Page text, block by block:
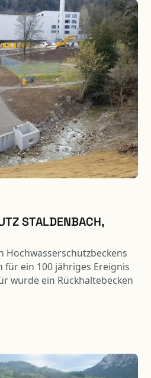
die Trasseverbreiterung
Stützmauern,
sind teilweise auf Pfählen
STALDENBACH,
Hochwasserschutzbeckens
für ein 100 jähriges Ereignis
wurde ein Rückhaltebecken
der Weidstrasse als Damm
erträglich. Durch die